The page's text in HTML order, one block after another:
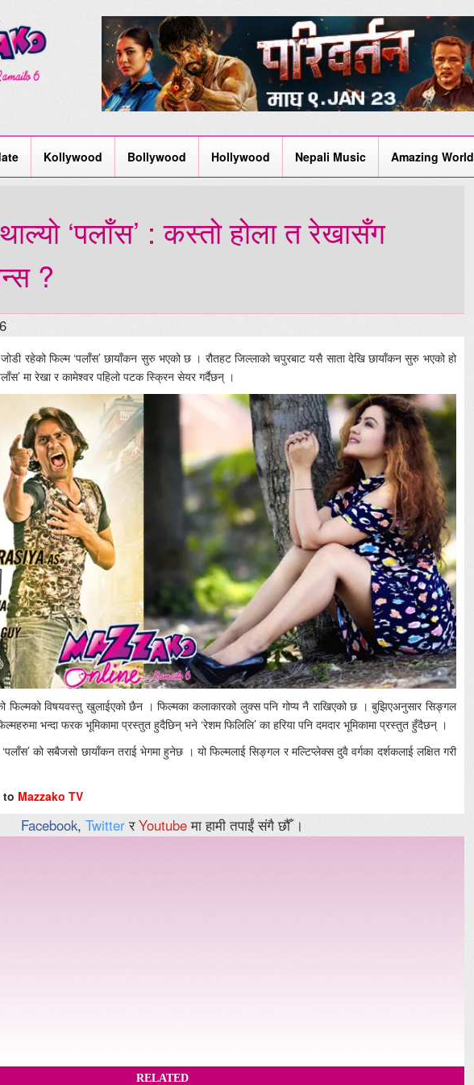
Kollywood Bollywood Hollywood Nepali Music Amazing World
‘पलाँस’ : कस्तो होला त रेखासँग
?
जोडी रहेको फिल्म ‘पलाँस’ छायाँकन सुरु भएको छ । रौतहट जिल्लाको चपुरबाट यसै साता देखि छायाँकन सुरु भएको हो
मा रेखा र कामेश्वर पहिलो पटक स्क्रिन सेयर गर्दैछन् ।
फिल्मको विषयवस्तु खुलाईएको छैन । फिल्मका कलाकारको लुक्स पनि गोप्य नै राखिएको छ । बुझिएअनुसार सिङ्गल
भन्दा फरक भूमिकामा प्रस्तुत हुदैछिन् भने ‘रेशम फिलिलि’ का हरिया पनि दमदार भूमिकामा प्रस्तुत हुँदैछन् ।
को सबैजसो छायाँकन तराई भेगमा हुनेछ । यो फिल्मलाई सिङ्गल र मल्टिप्लेक्स दुवै वर्गका दर्शकलाई लक्षित गरी
to Mazzako TV
Facebook, TwitterरYoutubeमा हामी तपाईं संगै छौँ ।
RELATED